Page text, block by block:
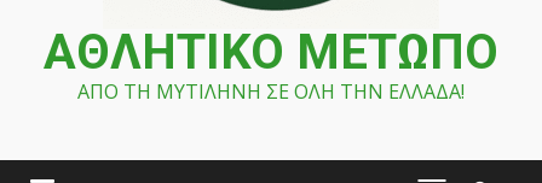
ΑΘΛΗΤΙΚΟ ΜΕΤΩΠΟ
ΑΠΟ ΤΗ ΜΥΤΙΛΗΝΗ ΣΕ ΟΛΗ ΤΗΝ ΕΛΛΑΔΑ!